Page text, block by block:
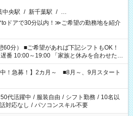
中央駅 / 新千葉駅 / …
ドアで30分以内！≫ご希望の勤務地を紹介
記シフトもOK！
「家族と休みを合わせた
夕飯の準備がしたい」 「できれば残業はし
を教えてくださいね。 ※Wワーク希望
事で希望する勤務時間と、もう1つのお仕事
週40時間を超える場合は応募できません。
中！急募！】2カ月～ ■8月～、9月スタート
代活躍中 / 服装自由 / シフト勤務 / 10名以
対応なし / パソコンスキル不要